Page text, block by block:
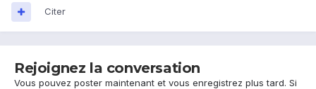
Citer
Rejoignez la conversation
Vous pouvez poster maintenant et vous enregistrez plus tard. Si